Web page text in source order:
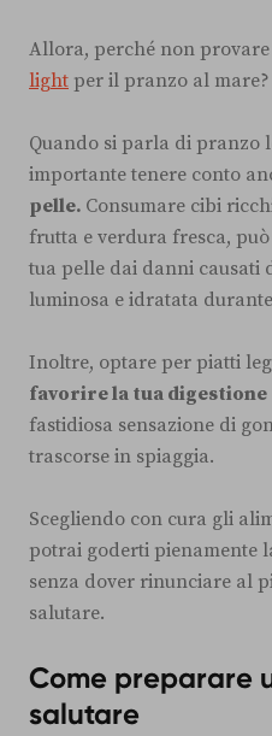
Allora, perché non provare
light per il pranzo al mare?
Quando si parla di pranzo
importante tenere conto
pelle. Consumare cibi
frutta e verdura fresca,
tua pelle dai danni causati
luminosa e idratata
Inoltre, optare per piatti
favorire la tua digestione
fastidiosa sensazione di
trascorse in spiaggia.
Scegliendo con cura gli
potrai goderti pienamente
senza dover rinunciare al
salutare.
Come preparare
salutare